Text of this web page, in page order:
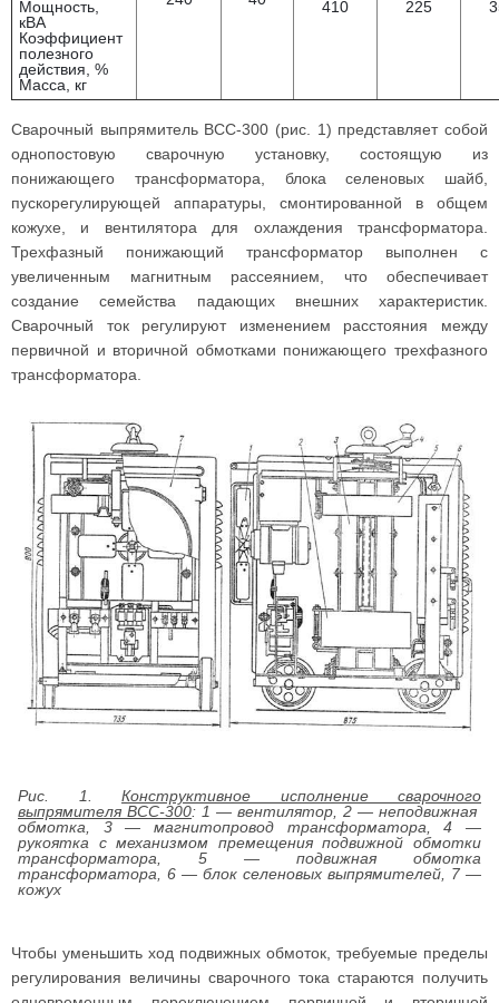
Мощность,
кВА
Коэффициент
полезного
действия, %
Масса, кг
410
225
Сварочный выпрямитель ВСС-300 (рис. 1) представляет собой
однопостовую сварочную установку, состоящую из
понижающего трансформатора, блока селеновых шайб,
пускорегулирующей аппаратуры, смонтированной в общем
кожухе, и вентилятора для охлаждения трансформатора.
Трехфазный понижающий трансформатор выполнен с
увеличенным магнитным рассеянием, что обеспечивает
создание семейства падающих внешних характеристик.
Сварочный ток регулируют изменением расстояния между
первичной и вторичной обмотками понижающего трехфазного
трансформатора.
Рис. 1. Конструктивное исполнение сварочного
выпрямителя ВСС-300: 1 — вентилятор, 2 — неподвижная
обмотка, 3 — магнитопровод трансформатора, 4 —
рукоятка с механизмом премещения подвижной обмотки
трансформатора, 5 — подвижная обмотка
трансформатора, 6 — блок селеновых выпрямителей, 7 —
кожух
Чтобы уменьшить ход подвижных обмоток, требуемые пределы
регулирования величины сварочного тока стараются получить